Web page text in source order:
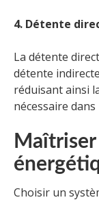
4. Détente
La détente
détente
réduisant ainsi
nécessaire dans
Maîtriser
Choisir un